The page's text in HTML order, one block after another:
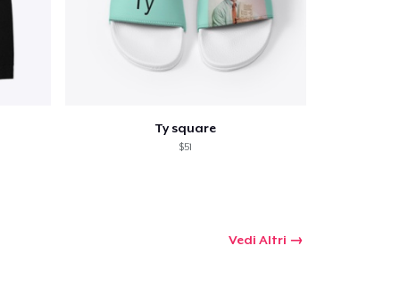
Ty square
$51
Vedi Altri